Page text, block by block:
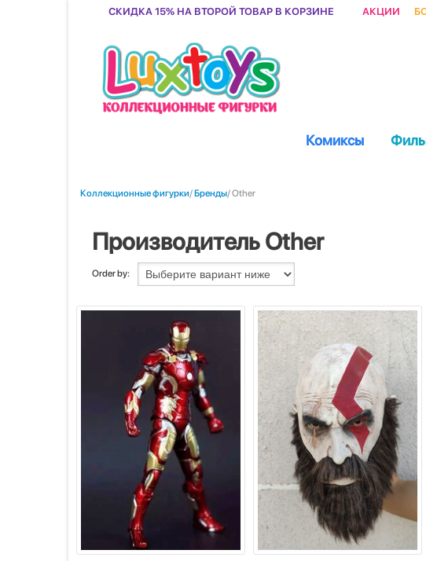
Скидка 15% на второй товар в корзине Акции
Комиксы
Коллекционные фигурки/Бренды/ Other
Производитель Other
Order by: